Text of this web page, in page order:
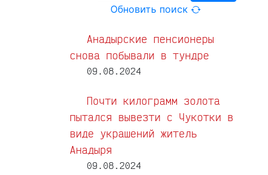
Обновить поиск
Анадырские пенсионеры
снова побывали в тундре
09.08.2024
Почти килограмм золота
пытался вывезти с Чукотки в
виде украшений житель
Анадыря
09.08.2024